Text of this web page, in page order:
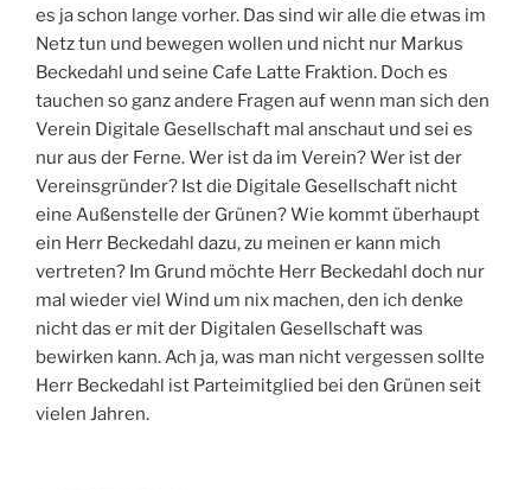
es ja schon lange vorher. Das sind wir alle die etwas im
Netz tun und bewegen wollen und nicht nur Markus
Beckedahl und seine Cafe Latte Fraktion. Doch es
tauchen so ganz andere Fragen auf wenn man sich den
Verein Digitale Gesellschaft mal anschaut und sei es
nur aus der Ferne. Wer ist da im Verein? Wer ist der
Vereinsgründer? Ist die Digitale Gesellschaft nicht
eine Außenstelle der Grünen? Wie kommt überhaupt
ein Herr Beckedahl dazu, zu meinen er kann mich
vertreten? Im Grund möchte Herr Beckedahl doch nur
mal wieder viel Wind um nix machen, den ich denke
nicht das er mit der Digitalen Gesellschaft was
bewirken kann. Ach ja, was man nicht vergessen sollte
Herr Beckedahl ist Parteimitglied bei den Grünen seit
vielen Jahren.